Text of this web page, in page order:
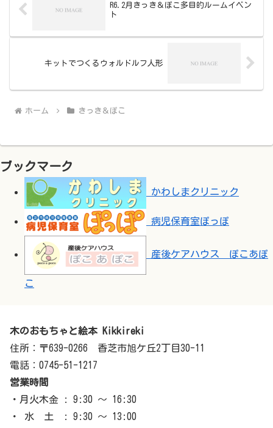
R6.2月きっき＆ぽこ多目的ルームイベン
ト
キットでつくるウォルドルフ人形
ホーム きっき＆ぽこ
ブックマーク
かわしまクリニック
病児保育室ぽっぽ
産後ケアハウス ぽこあぽ
こ
木のおもちゃと絵本 Kikkireki
住所：〒639-0266 香芝市旭ケ丘2丁目30-11
電話：0745-51-1217
営業時間
・月火木金 : 9:30 ～ 16:30
・ 水 土 : 9:30 ～ 13:00